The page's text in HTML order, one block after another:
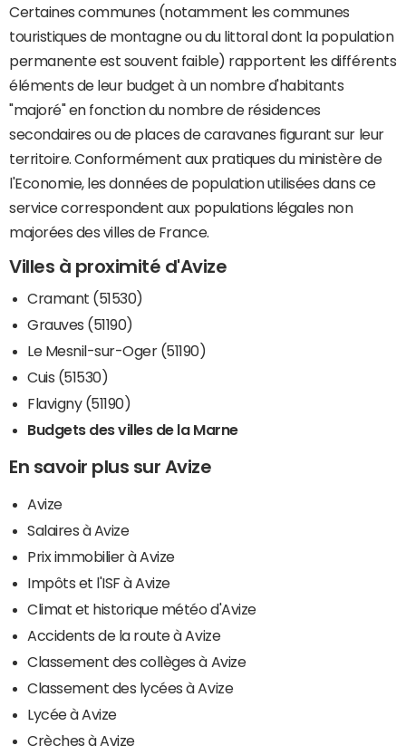
Certaines communes (notamment les communes
touristiques de montagne ou du littoral dont la population
permanente est souvent faible) rapportent les différents
éléments de leur budget à un nombre d'habitants
"majoré" en fonction du nombre de résidences
secondaires ou de places de caravanes figurant sur leur
territoire. Conformément aux pratiques du ministère de
l'Economie, les données de population utilisées dans ce
service correspondent aux populations légales non
majorées des villes de France.
Villes à proximité d'Avize
Cramant (51530)
Grauves (51190)
Le Mesnil-sur-Oger (51190)
Cuis (51530)
Flavigny (51190)
Budgets des villes de la Marne
En savoir plus sur Avize
Avize
Salaires à Avize
Prix immobilier à Avize
Impôts et l'ISF à Avize
Climat et historique météo d'Avize
Accidents de la route à Avize
Classement des collèges à Avize
Classement des lycées à Avize
Lycée à Avize
Crèches à Avize